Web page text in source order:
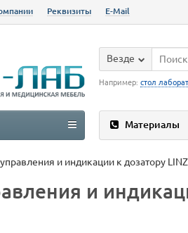
Реквизиты E-Mail
Везде
Например: стол
Материалы
и индикации к дозатору LINZ
и